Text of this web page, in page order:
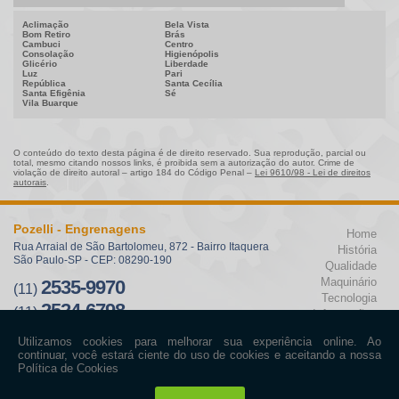
Aclimação
Bela Vista
Bom Retiro
Brás
Cambuci
Centro
Consolação
Higienópolis
Glicério
Liberdade
Luz
Pari
República
Santa Cecília
Santa Efigênia
Sé
Vila Buarque
O conteúdo do texto desta página é de direito reservado. Sua reprodução, parcial ou
total, mesmo citando nossos links, é proibida sem a autorização do autor. Crime de
violação de direito autoral – artigo 184 do Código Penal – Lei 9610/98 - Lei de direitos
autorais
Pozelli - Engrenagens
Rua Arraial de São Bartolomeu, 872 - Bairro Itaquera
São Paulo-SP - CEP: 08290-190
(11) 2535-9970
(11)2524-6798
pozelli@pozelli.ind.br
Home
História
Qualidade
Maquinário
Tecnologia
Informações
do site